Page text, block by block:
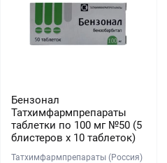
Бензонал
Татхимфармпрепараты
таблетки по 100 мг №50 (5
блистеров х 10 таблеток)
Татхимфармпрепараты (Россия)